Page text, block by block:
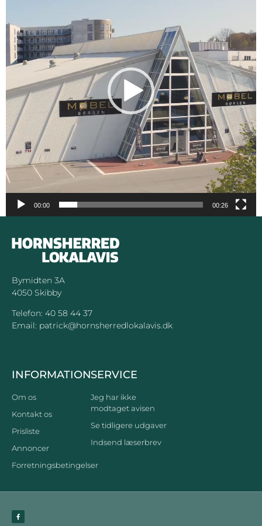
00:00 00:26
Bymidten 3A
4050 Skibby
Telefon: 40 58 44 37
Email: patrick@hornsherredlokalavis.dk
INFORMATION
Om os
Kontakt os
Prisliste
Annoncer
Forretningsbetingelser
SERVICE
Jeg har ikke
modtaget avisen
Se tidligere udgaver
Indsend læserbrev